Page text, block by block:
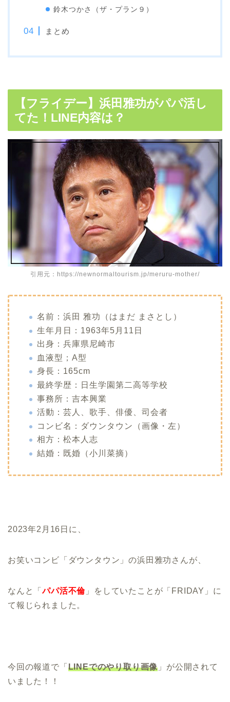
鈴木つかさ（ザ・プラン９）
まとめ
【フライデー】浜田雅功がパパ活し
てた！LINE内容は？
引用元：https://newnormaltourism.jp/meruru-mother/
名前：浜田 雅功（はまだ まさとし）
生年月日：1963年5月11日
出身：兵庫県尼崎市
血液型；A型
身長：165cm
最終学歴：日生学園第二高等学校
事務所：吉本興業
活動：芸人、歌手、俳優、司会者
コンビ名：ダウンタウン（画像・左）
相方：松本人志
結婚：既婚（小川菜摘）
2023年2月16日に、
お笑いコンビ「ダウンタウン」の浜田雅功さんが、
なんと「パパ活不倫 」をしていたことが「FRIDAY」に
て報じられました。
今回の報道で「 LINEでのやり取り画像 」が公開されて
いました！！